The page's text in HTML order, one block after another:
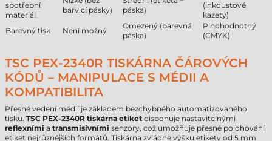
spotřební
materiál
barvicí pásky)
páska)
(inkoustové
kazety)
Barevný tisk
Není možný
Omezený (barevná
páska)
Plnohodnotný
(CMYK)
TSC PEX-2340R TISKÁRNA ČÁROVÝCH
KÓDŮ – MANIPULACE S MÉDII A
KOMPATIBILITA
Přesné vedení médií je základem bezchybného automatizovaného
tisku. TSC PEX-2340R tiskárna etiket disponuje nastavitelnými
reflexními a transmisivními senzory, což umožňuje přesné polohování
etiket nejrůznějších formátů. Tiskárna zvládne výšku etikety od 5 mm